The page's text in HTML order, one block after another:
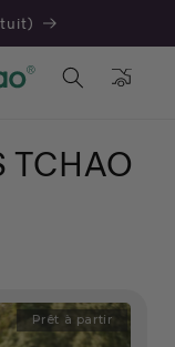
Panier
TCHAO
Prêt à partir